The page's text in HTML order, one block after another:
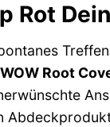
Rot
Root